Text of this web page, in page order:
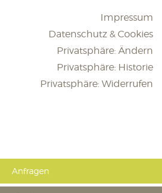
Impressum
Datenschutz & Cookies
Privatsphäre: Ändern
Privatsphäre: Historie
Privatsphäre: Widerrufen
Anfragen